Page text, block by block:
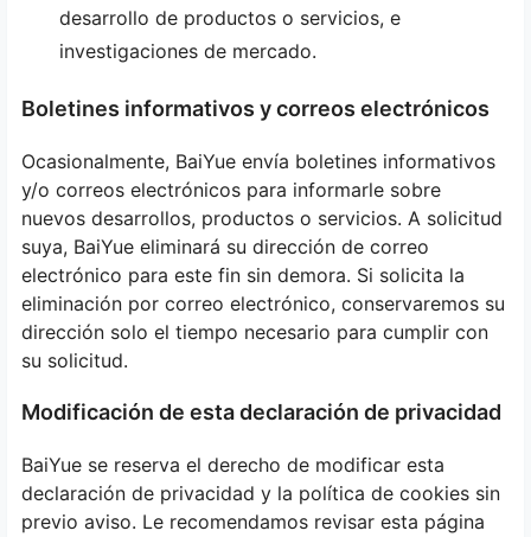
desarrollo de productos o servicios, e
investigaciones de mercado.
Boletines informativos y correos electrónicos
Ocasionalmente, BaiYue envía boletines informativos
y/o correos electrónicos para informarle sobre
nuevos desarrollos, productos o servicios. A solicitud
suya, BaiYue eliminará su dirección de correo
electrónico para este fin sin demora. Si solicita la
eliminación por correo electrónico, conservaremos su
dirección solo el tiempo necesario para cumplir con
su solicitud.
Modificación de esta declaración de privacidad
BaiYue se reserva el derecho de modificar esta
declaración de privacidad y la política de cookies sin
previo aviso. Le recomendamos revisar esta página